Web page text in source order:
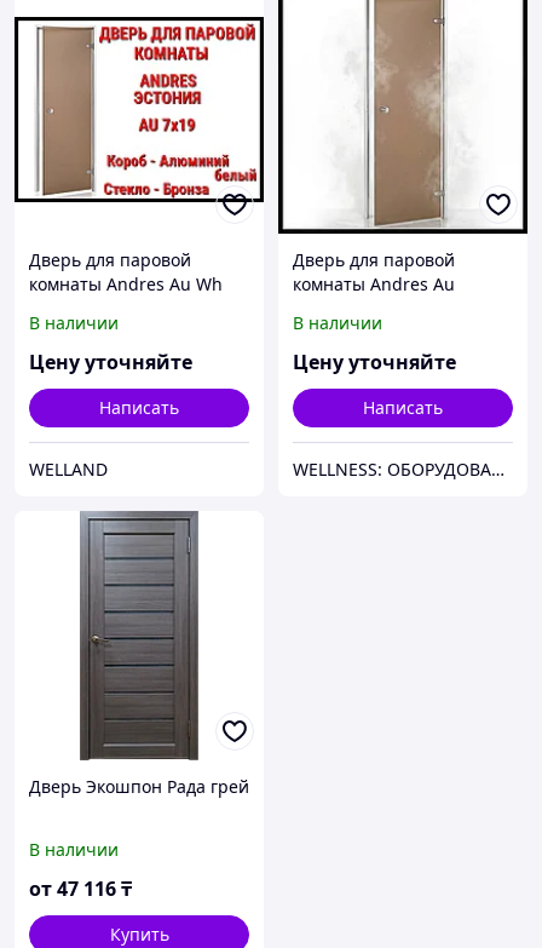
Дверь для паровой
комнаты Andres Au Wh
В наличии
Цену уточняйте
Написать
WELLAND
Дверь для паровой
комнаты Andres Au
- алюминий, стекло -
бронза матовое, без
порога)
В наличии
Цену уточняйте
Написать
WELLNESS: ОБОРУДОВАНИЕ, МАТЕРИАЛЫ И СНАБЖЕНИЕ ДЛЯ БАССЕЙНОВ, САУН, БАНЬ, ХАМАМОВ И ПАРОВЫХ КОМНАТ
Дверь Экошпон Рада грей
В наличии
от47 116₸
Купить